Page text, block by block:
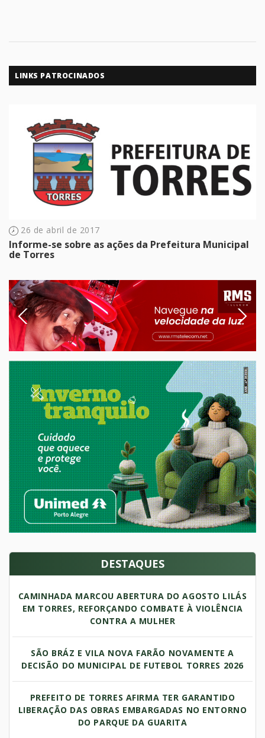
LINKS PATROCINADOS
26 de abril de 2017
Informe-se sobre as ações da Prefeitura Municipal
de Torres
Previous Next
DESTAQUES
CAMINHADA MARCOU ABERTURA DO AGOSTO LILÁS
EM TORRES, REFORÇANDO COMBATE À VIOLÊNCIA
CONTRA A MULHER
SÃO BRÁZ E VILA NOVA FARÃO NOVAMENTE A
DECISÃO DO MUNICIPAL DE FUTEBOL TORRES 2026
PREFEITO DE TORRES AFIRMA TER GARANTIDO
LIBERAÇÃO DAS OBRAS EMBARGADAS NO ENTORNO
DO PARQUE DA GUARITA